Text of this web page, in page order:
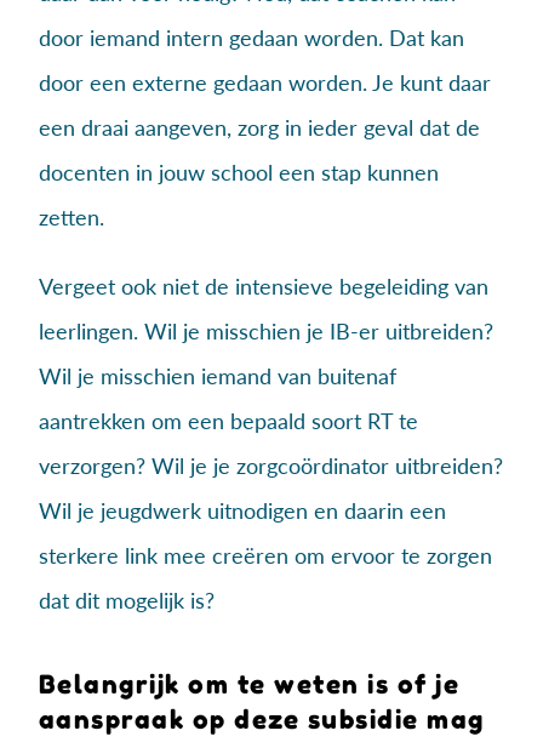
door iemand intern gedaan worden. Dat kan
door een externe gedaan worden. Je kunt daar
een draai aangeven, zorg in ieder geval dat de
docenten in jouw school een stap kunnen
zetten.
Vergeet ook niet de intensieve begeleiding van
leerlingen. Wil je misschien je IB-er uitbreiden?
Wil je misschien iemand van buitenaf
aantrekken om een bepaald soort RT te
verzorgen? Wil je je zorgcoördinator uitbreiden?
Wil je jeugdwerk uitnodigen en daarin een
sterkere link mee creëren om ervoor te zorgen
dat dit mogelijk is?
Belangrijk om te weten is of je
aanspraak op deze subsidie mag